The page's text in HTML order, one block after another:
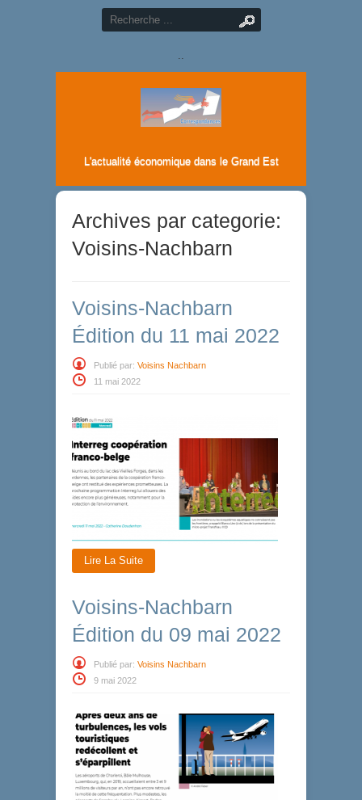
..
L'actualité économique dans le Grand Est
Archives par categorie:
Voisins-Nachbarn
Voisins-Nachbarn
Édition du 11 mai 2022
Publié par: Voisins Nachbarn
11 mai 2022
Lire La Suite
Voisins-Nachbarn
Édition du 09 mai 2022
Publié par: Voisins Nachbarn
9 mai 2022